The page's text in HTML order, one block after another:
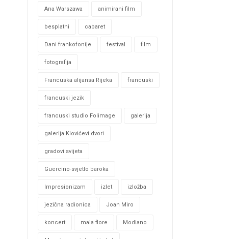
Ana Warszawa animirani film
besplatni cabaret
Dani frankofonije festival film
fotografija
Francuska alijansa Rijeka francuski
francuski jezik
francuski studio Folimage galerija
galerija Klovićevi dvori
gradovi svijeta
Guercino-svjetlo baroka
Impresionizam izlet izložba
jezična radionica Joan Miro
koncert maia flore Modiano